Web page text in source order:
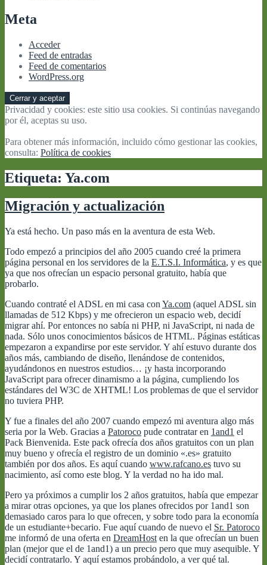
Meta
Acceder
Feed de entradas
Feed de comentarios
WordPress.org
Privacidad y cookies: este sitio usa cookies. Si continúas navegando
por él, aceptas su uso.
Para obtener más información, incluido cómo gestionar las cookies,
consulta: Política de cookies
Etiqueta: Ya.com
Migración y actualización
Ya está hecho. Un paso más en la aventura de esta Web.
Todo empezó a principios del año 2005 cuando creé la primera
página personal en los servidores de la E.T.S.I. Informática, y es que
ya que nos ofrecían un espacio personal gratuito, había que
probarlo.
Cuando contraté el ADSL en mi casa con Ya.com (aquel ADSL sin
llamadas de 512 Kbps) y me ofrecieron un espacio web, decidí
migrar ahí. Por entonces no sabía ni PHP, ni JavaScript, ni nada de
nada. Sólo unos conocimientos básicos de HTML. Páginas estáticas
empezaron a expandirse por este servidor. Y ahí estuvo durante dos
años más, cambiando de diseño, llenándose de contenidos,
ayudándonos en nuestros estudios… ¡y hasta incorporando
JavaScript para ofrecer dinamismo a la página, cumpliendo los
estándares del W3C de XHTML! Los problemas de que el servidor
no tuviera PHP.
Y fue a finales del año 2007 cuando empezó mi aventura algo más
seria por la Web. Gracias a Patoroco pude contratar en 1and1 el
Pack Bienvenida. Este pack ofrecía dos años gratuitos con un plan
muy bueno y ofrecía el registro de un dominio «.es» gratuito
también por dos años. Es aquí cuando www.rafcano.es tuvo su
nacimiento, así como este blog. Y la verdad no ha ido mal.
Pero ya próximos a cumplir los 2 años gratuitos, había que empezar
a mirar otras opciones, ya que los planes ofrecidos por 1and1 son
demasiado caros para lo que ofrecen, y sobre todo para la economía
de un estudiante+becario. Fue aquí cuando de nuevo el Sr. Patoroco
me informó de una oferta en DreamHost en la que ofrecían un buen
plan (mejor que el de 1and1) a un precio pero que muy asequible. Y
decidí contratarlo. Y aquí estamos probándolo, a ver qué tal.